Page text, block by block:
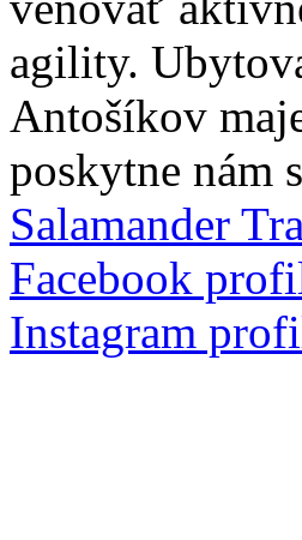
agility.
Antošíkov
poskytne nám
Salamander
Facebook
Instagram